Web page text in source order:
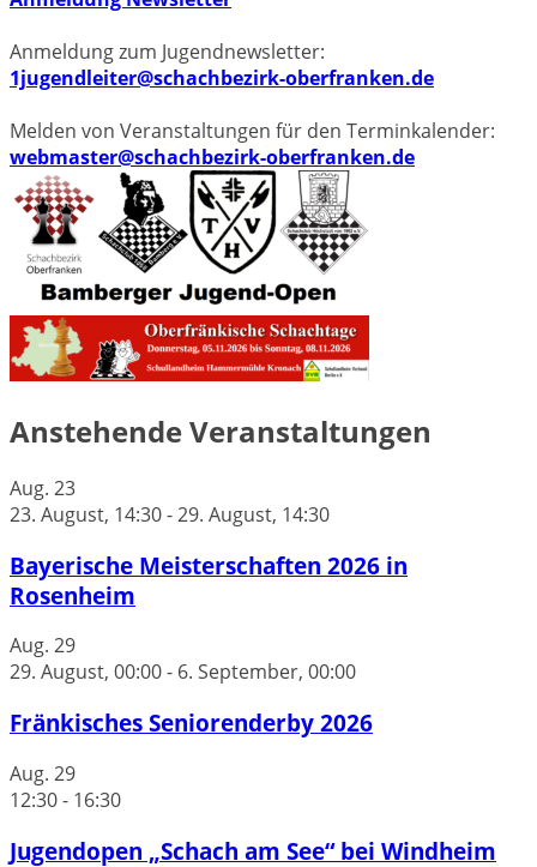
Anmeldung zum Jugendnewsletter:
1jugendleiter@schachbezirk-oberfranken.de
Melden von Veranstaltungen für den Terminkalender:
webmaster@schachbezirk-oberfranken.de
Anstehende Veranstaltungen
Aug. 23
23. August, 14:30-29. August, 14:30
Bayerische Meisterschaften 2026 in
Rosenheim
Aug. 29
29. August, 00:00- 6. September, 00:00
Fränkisches Seniorenderby 2026
Aug. 29
12:30- 16:30
Jugendopen „Schach am See“ bei Windheim